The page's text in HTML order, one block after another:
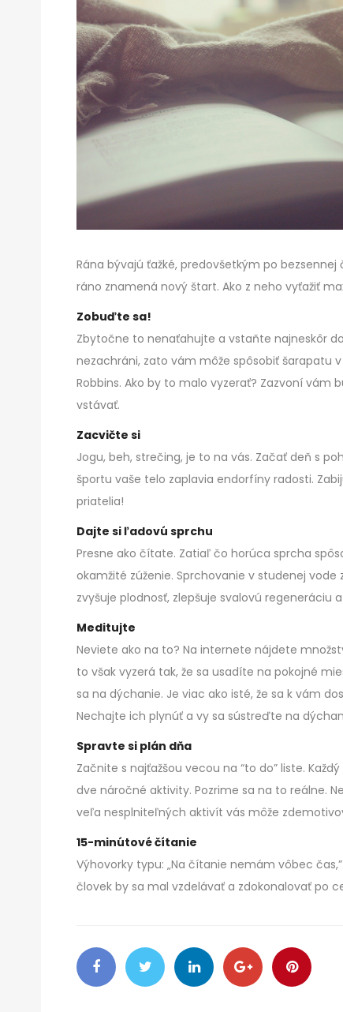
Rána bývajú ťažké, predovšetkým po
ráno znamená nový štart. Ako z neho vyťažiť
Zobuďte sa!
Zbytočne to nenaťahujte a vstaňte najneskôr
nezachráni, zato vám môže spôsobiť šarapatu
Robbins. Ako by to malo vyzerať? Zazvoní vám
vstávať.
Zacvičte si
Jogu, beh, strečing, je to na vás. Začať deň s
športu vaše telo zaplavia endorfíny radosti.
priatelia!
Dajte si ľadovú sprchu
Presne ako čítate. Zatiaľ čo horúca sprcha
okamžité zúženie. Sprchovanie v studenej vode
zvyšuje plodnosť, zlepšuje svalovú
Meditujte
Neviete ako na to? Na internete nájdete
to však vyzerá tak, že sa usadíte na pokojné
sa na dýchanie. Je viac ako isté, že sa k vám
Nechajte ich plynúť a vy sa sústreďte na
Spravte si plán dňa
Začnite s najťažšou vecou na “to do” liste.
dve náročné aktivity. Pozrime sa na to reálne.
veľa nesplniteľných aktivít vás môže
15-minútové čítanie
Výhovorky typu: „Na čítanie nemám vôbec
človek by sa mal vzdelávať a zdokonalovať po